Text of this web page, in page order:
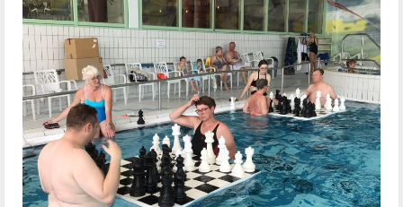
im
Interview:
Neue
Mitgliederverwaltung,
DSB-
Kongress
und
German
Masters